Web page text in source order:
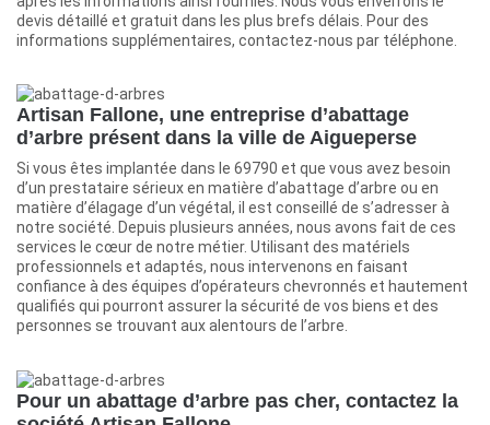
devis détaillé et gratuit dans les plus brefs délais. Pour des
informations supplémentaires, contactez-nous par téléphone.
Artisan Fallone, une entreprise d’abattage
d’arbre présent dans la ville de Aigueperse
Si vous êtes implantée dans le 69790 et que vous avez besoin
d’un prestataire sérieux en matière d’abattage d’arbre ou en
matière d’élagage d’un végétal, il est conseillé de s’adresser à
notre société. Depuis plusieurs années, nous avons fait de ces
services le cœur de notre métier. Utilisant des matériels
professionnels et adaptés, nous intervenons en faisant
confiance à des équipes d’opérateurs chevronnés et hautement
qualifiés qui pourront assurer la sécurité de vos biens et des
personnes se trouvant aux alentours de l’arbre.
Pour un abattage d’arbre pas cher, contactez la